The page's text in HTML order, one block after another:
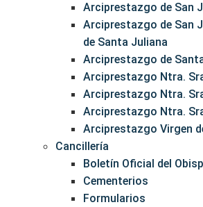
Arciprestazgo de San
Arciprestazgo de San
de Santa Juliana
Arciprestazgo de
Arciprestazgo Ntra.
Arciprestazgo Ntra.
Arciprestazgo Ntra.
Arciprestazgo Virgen
Cancillería
Boletín Oficial del
Cementerios
Formularios